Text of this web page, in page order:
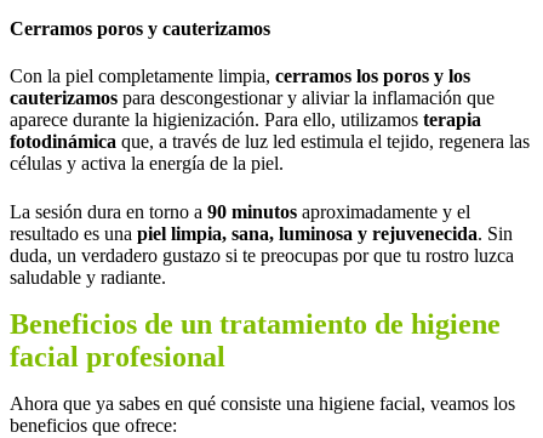
Cerramos poros y cauterizamos
Con la piel completamente limpia, cerramos los poros y los
cauterizamos para descongestionar y aliviar la inflamación que
aparece durante la higienización. Para ello, utilizamos terapia
fotodinámica que, a través de luz led estimula el tejido, regenera las
células y activa la energía de la piel.
La sesión dura en torno a 90 minutos aproximadamente y el
resultado es una piel limpia, sana, luminosa y rejuvenecida. Sin
duda, un verdadero gustazo si te preocupas por que tu rostro luzca
saludable y radiante.
Beneficios de un tratamiento de higiene
facial profesional
Ahora que ya sabes en qué consiste una higiene facial, veamos los
beneficios que ofrece: